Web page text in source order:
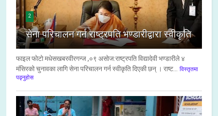
2
सेना परिचालन गर्न राष्ट्रपति भण्डारीद्वारा स्वीकृति
फाइल फाेटाे मधेसखबरवीरगन्ज ,०९ असाेज:राष्ट्रपति विद्यादेवी भण्डारीले ४
मंसिरको चुनावका लागि सेना परिचालन गर्न स्वीकृति दिएकी छन् । राष्ट... विस्तृतमा
पढ्नुहोस